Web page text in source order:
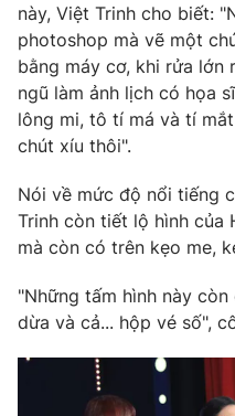
Video
VTV Money
VTV Sức khoẻ
Thị trường 24h
Liên hệ tòa soạn
này, Việt Trinh cho biết:
photoshop mà vẽ một
bằng máy cơ, khi rửa lớn
ngũ làm ảnh lịch có họa
lông mi, tô tí má và tí
chút xíu thôi".
Nói về mức độ nổi tiếng
Trinh còn tiết lộ hình của
mà còn có trên kẹo me,
"Những tấm hình này
dừa và cả... hộp vé số",